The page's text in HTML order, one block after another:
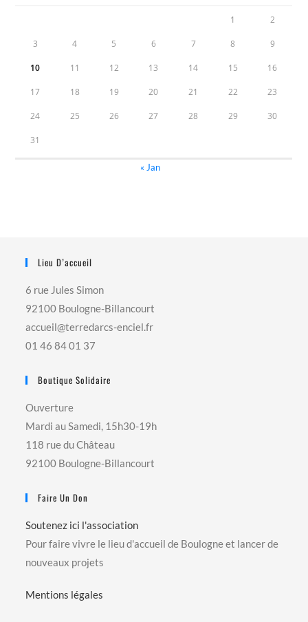
1 2
3 4 5 6 7 8 9
10 11 12 13 14 15 16
17 18 19 20 21 22 23
24 25 26 27 28 29 30
31
« Jan
Lieu D’accueil
6 rue Jules Simon
92100 Boulogne-Billancourt
accueil@terredarcs-enciel.fr
01 46 84 01 37
Boutique Solidaire
Ouverture
Mardi au Samedi, 15h30-19h
118 rue du Château
92100 Boulogne-Billancourt
Faire Un Don
Soutenez ici l'association
Pour faire vivre le lieu d'accueil de Boulogne et lancer de
nouveaux projets
Mentions légales